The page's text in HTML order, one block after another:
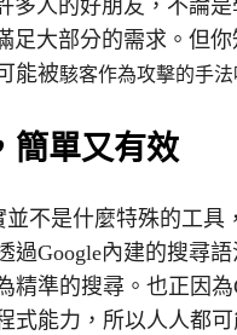
多人的好朋友，不論
足大部分的需求。但
能被駭客作為攻擊的手法
簡單又有效
並不是什麼特殊的工
過Google內建的搜尋
精準的搜尋。也正因為
式能力，所以人人都